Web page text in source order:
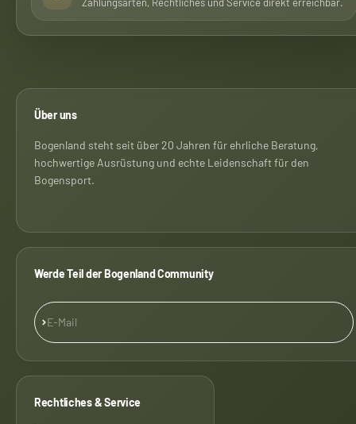
Über uns
Bogenland steht seit über 20 Jahren für ehrliche Beratung,
hochwertige Ausrüstung und echte Leidenschaft für den
Bogensport.
Werde Teil der Bogenland Community
E-Mail
Abonnieren
Rechtliches & Service